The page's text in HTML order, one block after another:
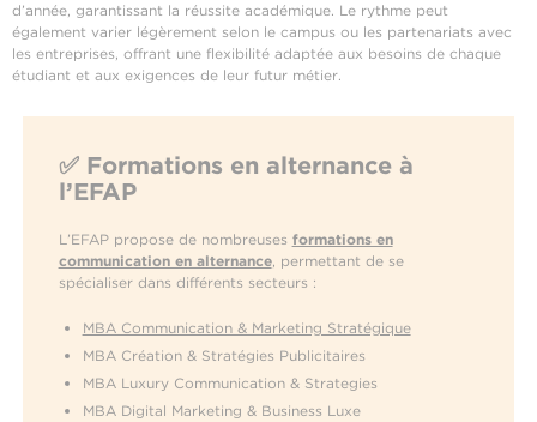
d’année, garantissant la réussite académique. Le rythme peut
également varier légèrement selon le campus ou les partenariats avec
les entreprises, offrant une flexibilité adaptée aux besoins de chaque
étudiant et aux exigences de leur futur métier.
✅ Formations en alternance à
l’EFAP
L’EFAP propose de nombreuses formations en
communication en alternance, permettant de se
spécialiser dans différents secteurs :
MBA Communication & Marketing Stratégique
MBA Création & Stratégies Publicitaires
MBA Luxury Communication & Strategies
MBA Digital Marketing & Business Luxe